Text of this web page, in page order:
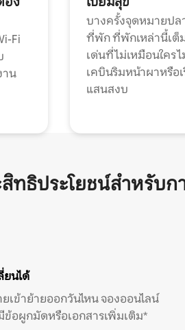
Fi
าน
บางครั้งจุดหมายปล
ที่พัก ที่พักเหล่านี้เต็
เด่นที่ไม่เหมือนใคร
เคบินริมหน้าผาหรือ
แสนสงบ
ทธิประโยชน์สำหรับก
นได้
ยเข้าย้ายออกวันไหน จองออนไลน์
ข้อผูกมัดหรือเอกสารเพิ่มเติม*